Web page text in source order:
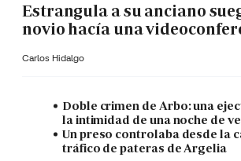
Estrangula a su anciano
novio hacía una
Carlos Hidalgo
Doble crimen de Arbo: una
la intimidad de una noche de
Un preso controlaba desde la
tráfico de pateras de Argelia